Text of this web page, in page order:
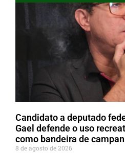
Candidato a deputado
Gael defende o uso
como bandeira de
8 de agosto de 2026